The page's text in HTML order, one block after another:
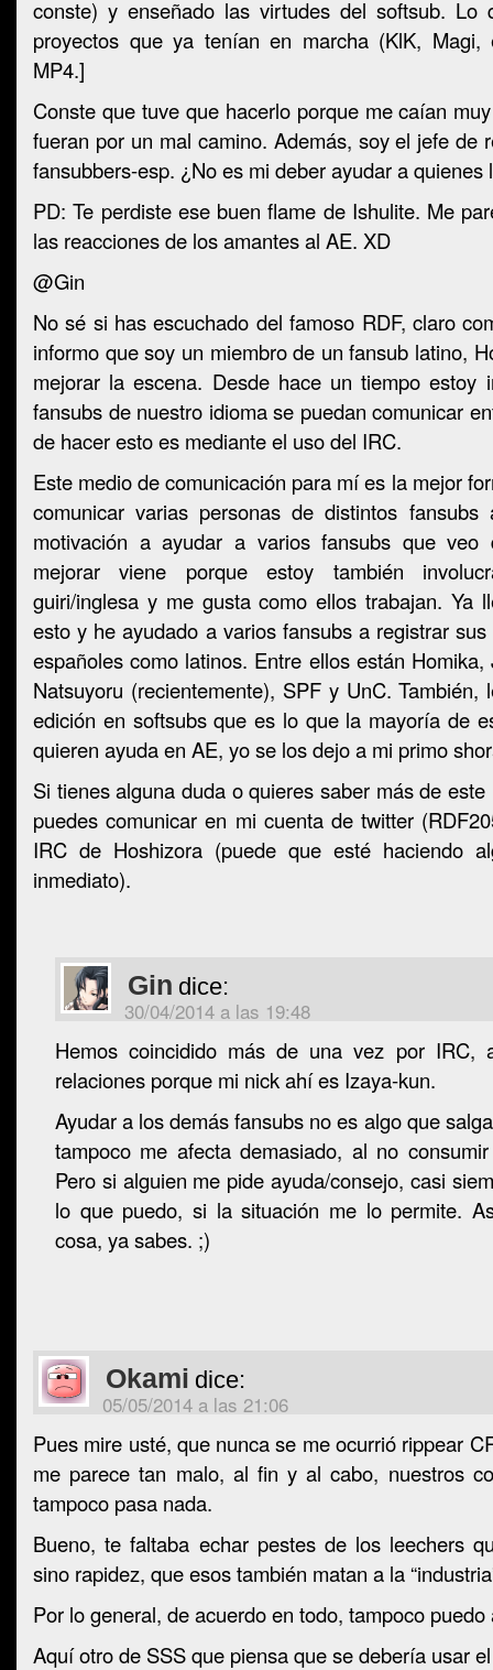
conste) y enseñado las virtudes del softsub. Lo
proyectos que ya tenían en marcha (KlK, Magi,
MP4.]
Conste que tuve que hacerlo porque me caían
fueran por un mal camino. Además, soy el jefe de
fansubbers-esp. ¿No es mi deber ayudar a quienes
PD: Te perdiste ese buen flame de Ishulite. Me
las reacciones de los amantes al AE. XD
@Gin
No sé si has escuchado del famoso RDF, claro
informo que soy un miembro de un fansub latino,
mejorar la escena. Desde hace un tiempo estoy
fansubs de nuestro idioma se puedan comunicar
de hacer esto es mediante el uso del IRC.
Este medio de comunicación para mí es la mejor
comunicar varias personas de distintos
motivación a ayudar a varios fansubs que veo
mejorar viene porque estoy también
guiri/inglesa y me gusta como ellos trabajan. Ya
esto y he ayudado a varios fansubs a registrar
españoles como latinos. Entre ellos están Homika,
Natsuyoru (recientemente), SPF y UnC.
edición en softsubs que es lo que la mayoría de
quieren ayuda en AE, yo se los dejo a mi primo
Si tienes alguna duda o quieres saber más de
puedes comunicar en mi cuenta de twitter
IRC de Hoshizora (puede que esté haciendo
inmediato).
Gin dice:
30/04/2014 a las 19:48
Hemos coincidido más de una vez por IRC,
relaciones porque mi nick ahí es Izaya-kun.
Ayudar a los demás fansubs no es algo que
tampoco me afecta demasiado, al no
Pero si alguien me pide ayuda/consejo, casi
lo que puedo, si la situación me lo permite.
cosa, ya sabes. ;)
Okami dice:
05/05/2014 a las 21:06
Pues mire usté, que nunca se me ocurrió rippear
me parece tan malo, al fin y al cabo, nuestros
tampoco pasa nada.
Bueno, te faltaba echar pestes de los leechers
sino rapidez, que esos también matan a la
Por lo general, de acuerdo en todo, tampoco
Aquí otro de SSS que piensa que se debería usar